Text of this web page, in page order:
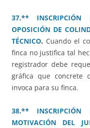
37.** INSCRIPCIÓN
OPOSICIÓN DE
TÉCNICO. Cuando el
finca no justifica tal
registrador debe
gráfica que concrete
invoca para su finca.
38.** INSCRIPCIÓN
MOTIVACIÓN DEL